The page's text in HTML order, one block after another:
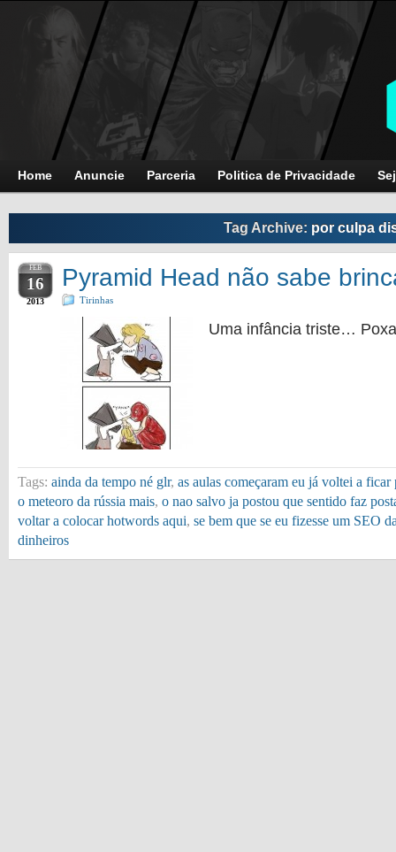
Home Anuncie Parceria Politica de Privacidade
Tag Archive: por culpa
FEB
16
2013
Pyramid Head não sabe
Tirinhas
Uma infância triste…
Tags: ainda da tempo né glr, as aulas começaram eu já voltei a ficar
o meteoro da rússia mais, o nao salvo ja postou que sentido faz
voltar a colocar hotwords aqui, se bem que se eu fizesse um SEO
dinheiros